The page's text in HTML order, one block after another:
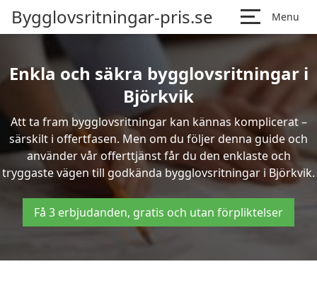
Bygglovsritningar-pris.se Menu
Enkla och säkra bygglovsritningar i
Björkvik
Att ta fram bygglovsritningar kan kännas komplicerat –
särskilt i offertfasen. Men om du följer denna guide och
använder vår offerttjänst får du den enklaste och
tryggaste vägen till godkända bygglovsritningar i Björkvik.
Få 3 erbjudanden, gratis och utan förpliktelser